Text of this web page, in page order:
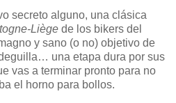
secreto alguno, una clásica
Liège de los bikers del
y sano (o no) objetivo de
una etapa dura por sus
vas a terminar pronto para no
el horno para bollos.